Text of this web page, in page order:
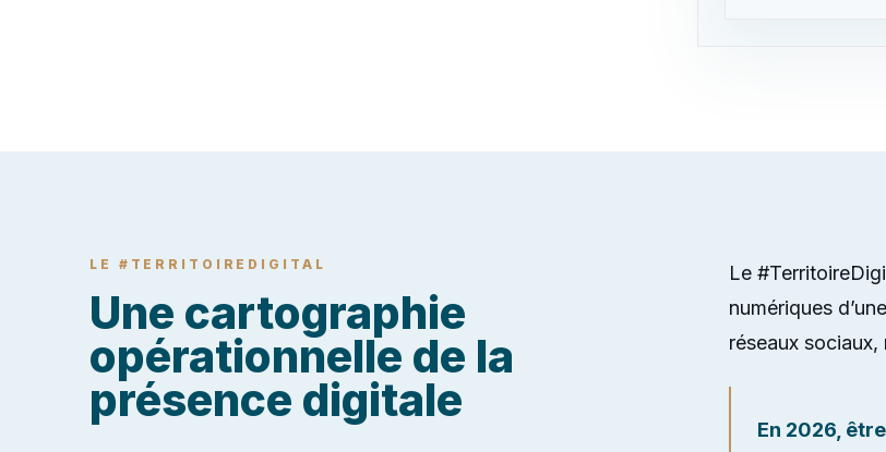
LE #TERRITOIREDIGITAL
Une cartographie
opérationnelle de la
présence digitale
Le
numériques
réseaux
En 2026,